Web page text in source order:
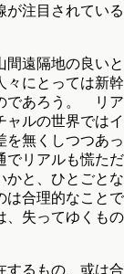
が注目されている
間遠隔地の良いと
々にとっては新幹
であろう。 リア
ャルの世界ではイ
を無くしつつあっ
でリアルも慌ただ
かと、ひとごとな
合理的なことで
、失ってゆくもの
するもの、或は合